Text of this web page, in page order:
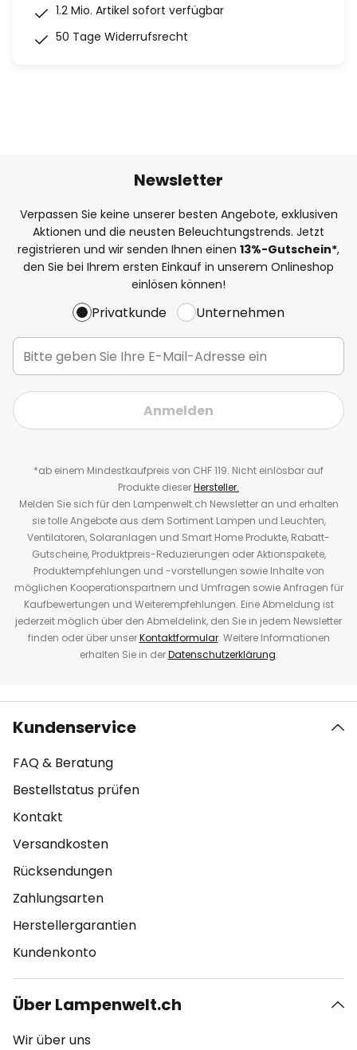
1.2 Mio. Artikel sofort verfügbar
50 Tage Widerrufsrecht
Newsletter
Verpassen Sie keine unserer besten Angebote, exklusiven
Aktionen und die neusten Beleuchtungstrends. Jetzt
registrieren und wir senden Ihnen einen 13%-Gutschein*,
den Sie bei Ihrem ersten Einkauf in unserem Onlineshop
einlösen können!
Privatkunde Unternehmen
Anmelden
*ab einem Mindestkaufpreis von CHF 119. Nicht einlösbar auf
Produkte dieserHersteller.
Melden Sie sich für den Lampenwelt.ch Newsletter an und erhalten
sie tolle Angebote aus dem Sortiment Lampen und Leuchten,
Ventilatoren, Solaranlagen und Smart Home Produkte, Rabatt-
Gutscheine, Produktpreis-Reduzierungen oder Aktionspakete,
Produktempfehlungen und -vorstellungen sowie Inhalte von
möglichen Kooperationspartnern und Umfragen sowie Anfragen für
Kaufbewertungen und Weiterempfehlungen. Eine Abmeldung ist
jederzeit möglich über den Abmeldelink, den Sie in jedem Newsletter
finden oder über unserKontaktformular. Weitere Informationen
erhalten Sie in derDatenschutzerklärung.
Kundenservice
FAQ & Beratung
Bestellstatus prüfen
Kontakt
Versandkosten
Rücksendungen
Zahlungsarten
Herstellergarantien
Kundenkonto
Über Lampenwelt.ch
Wir über uns